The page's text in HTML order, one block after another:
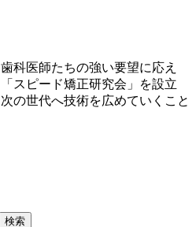
科医師たちの強い要望に応え
スピード矯正研究会」を設立
の世代へ技術を広めていくこと